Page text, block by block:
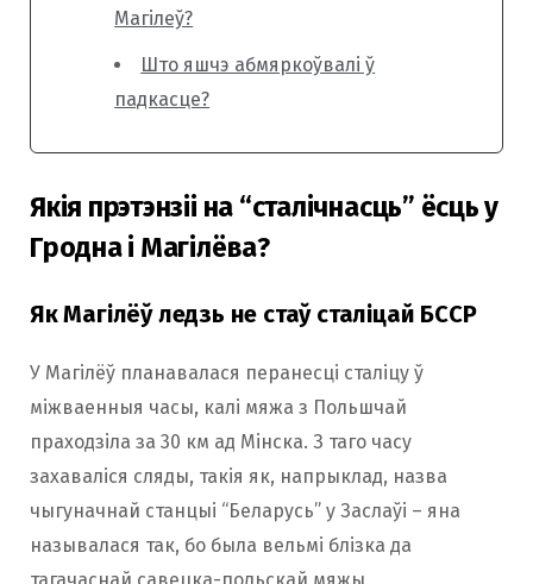
Магілеў?
Што яшчэ абмяркоўвалі ў
падкасце?
Якія прэтэнзіі на “сталічнасць” ёсць у
Гродна і Магілёва?
Як Магілёў ледзь не стаў сталіцай БССР
У Магілёў планавалася перанесці сталіцу ў
міжваенныя часы, калі мяжа з Польшчай
праходзіла за 30 км ад Мінска. З таго часу
захаваліся сляды, такія як, напрыклад, назва
чыгуначнай станцыі “Беларусь” у Заслаўі – яна
называлася так, бо была вельмі блізка да